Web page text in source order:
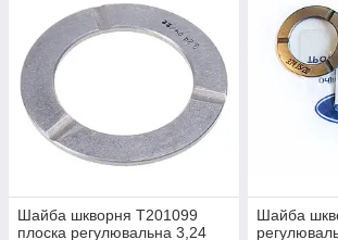
Шайба шкворня T201099
плоска регулювальна 3,24
Шайба